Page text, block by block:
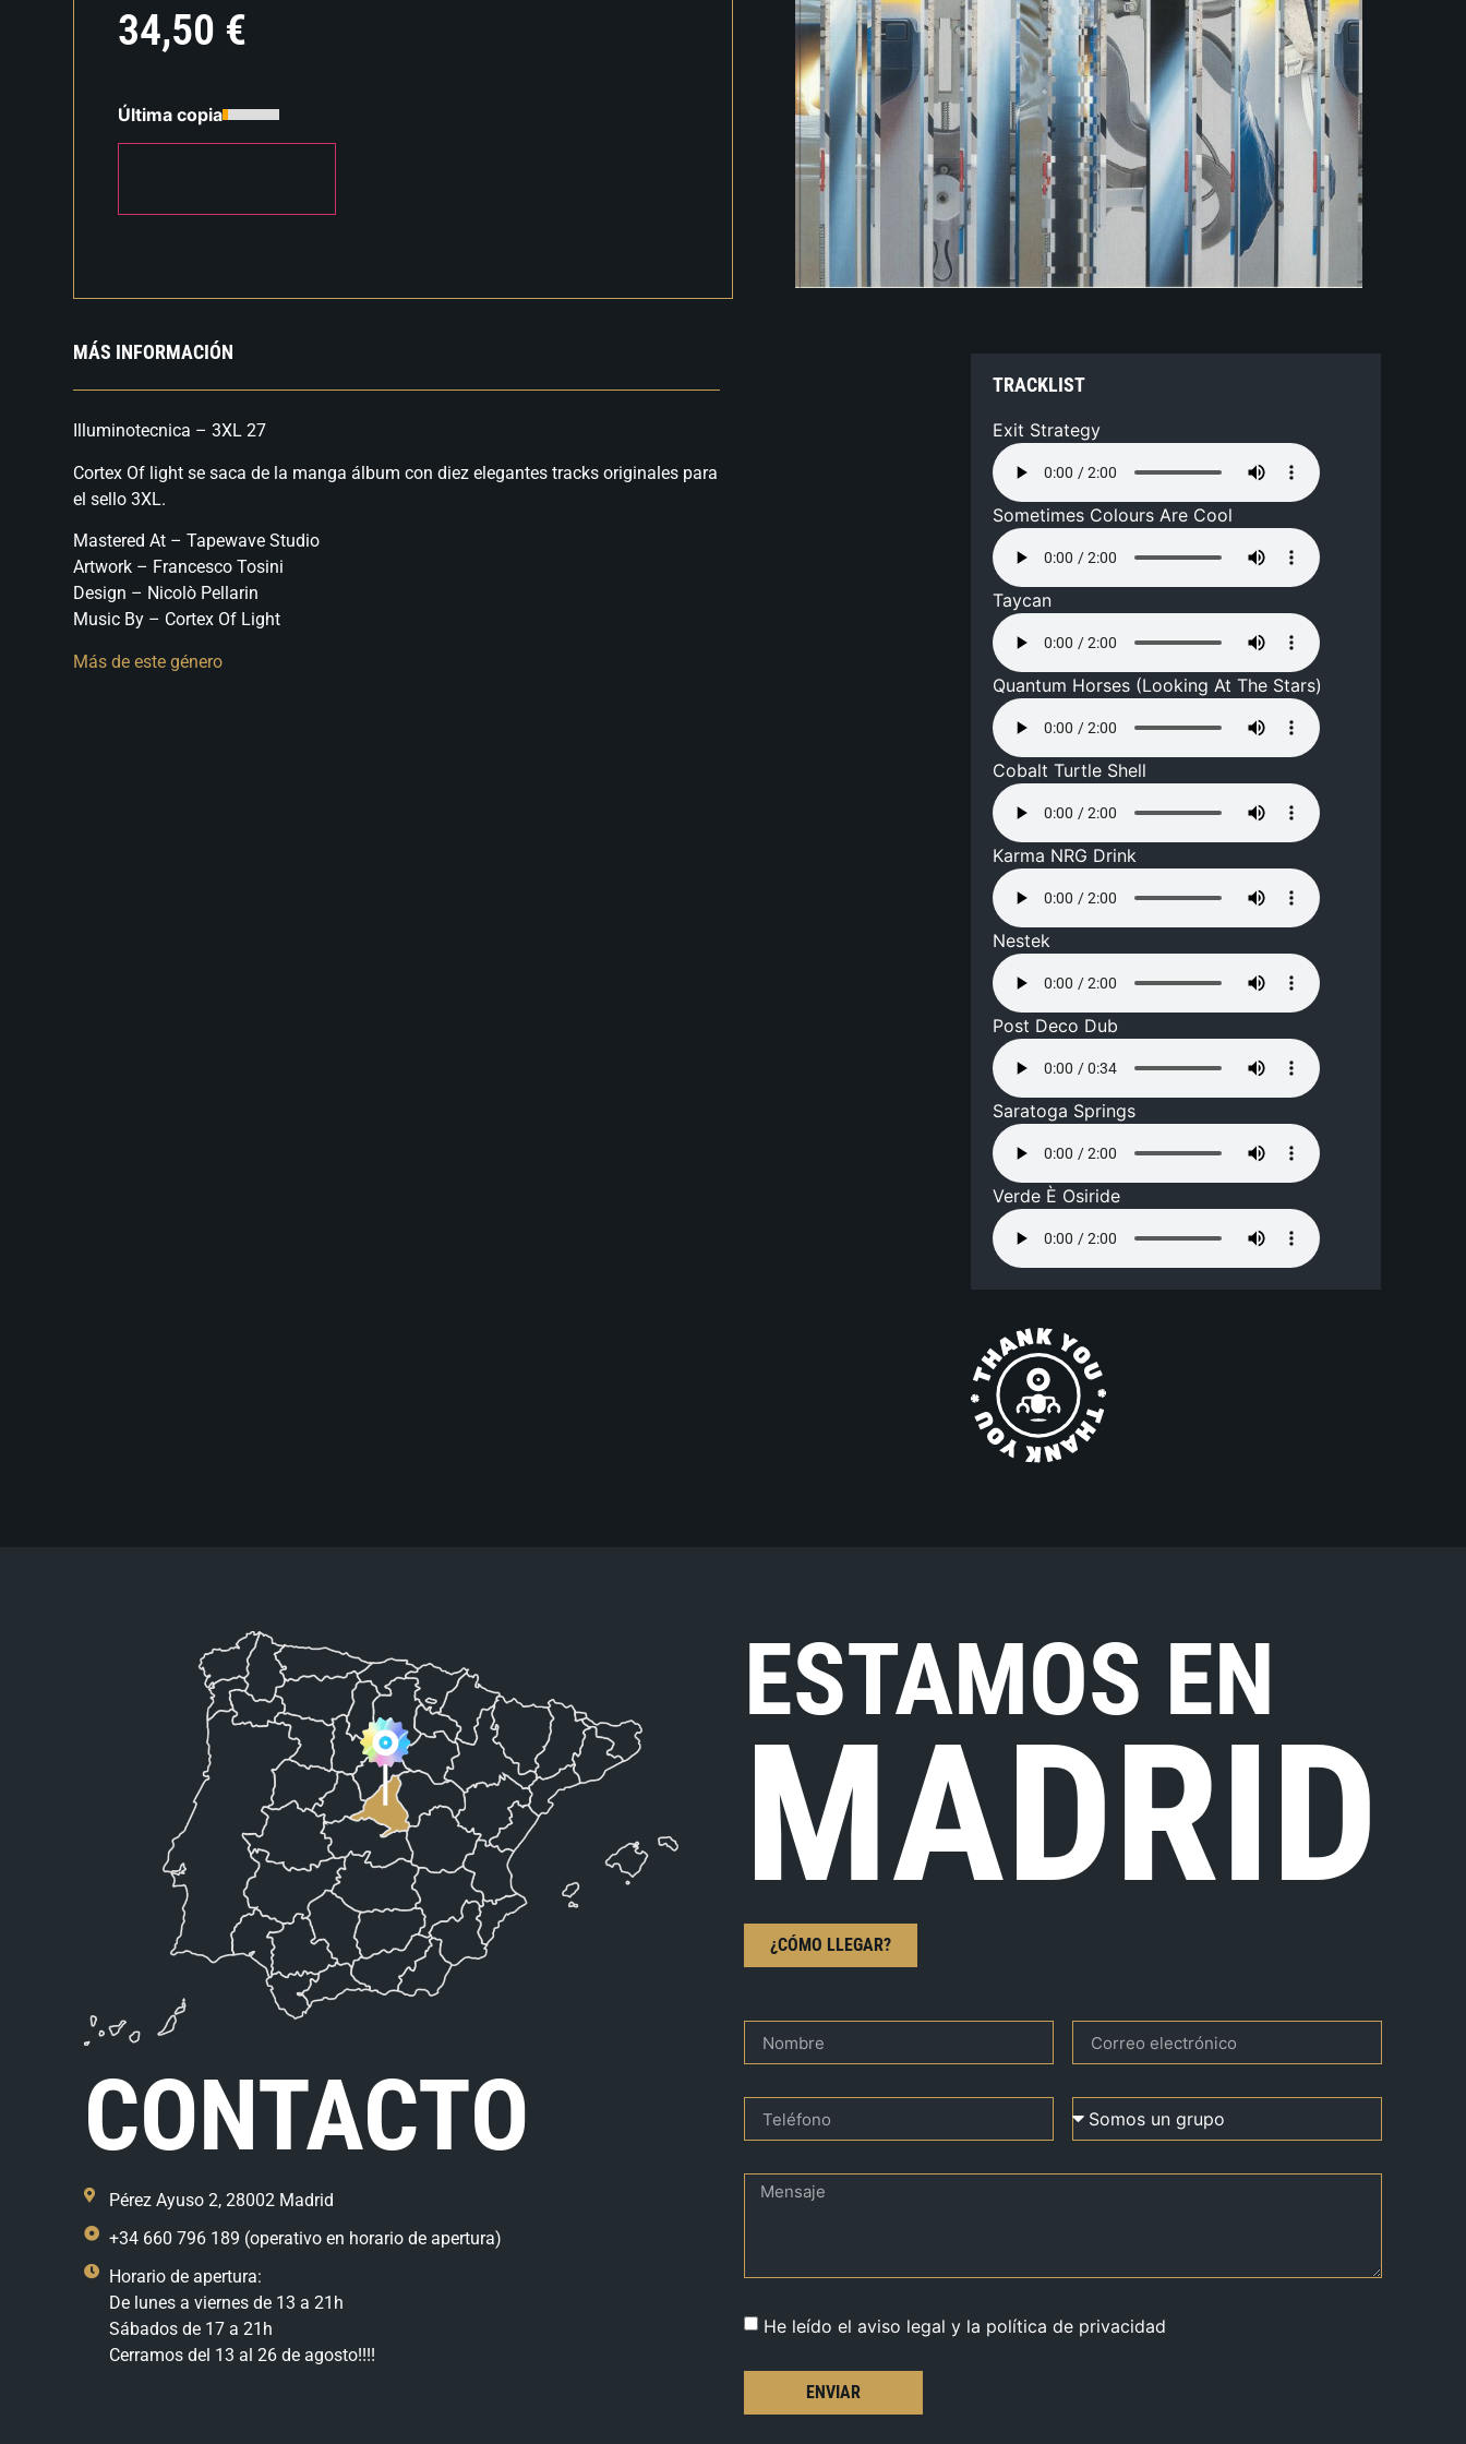
34,50 €
Última copia
MÁS INFORMACIÓN
Illuminotecnica – 3XL 27
Cortex Of light se saca de la manga álbum con diez elegantes tracks originales para
el sello 3XL.
Mastered At – Tapewave Studio
Artwork – Francesco Tosini
Design – Nicolò Pellarin
Music By – Cortex Of Light
Más de este género
TRACKLIST
Exit Strategy
Sometimes Colours Are Cool
Taycan
Quantum Horses (Looking At The Stars)
Cobalt Turtle Shell
Karma NRG Drink
Nestek
Post Deco Dub
Saratoga Springs
Verde È Osiride
CONTACTO
Pérez Ayuso 2, 28002 Madrid
+34 660 796 189 (operativo en horario de apertura)
Horario de apertura:
De lunes a viernes de 13 a 21h
Sábados de 17 a 21h
Cerramos del 13 al 26 de agosto!!!!
ESTAMOS EN
MADRID
¿CÓMO LLEGAR?
He leído el aviso legal y la política de privacidad
ENVIAR